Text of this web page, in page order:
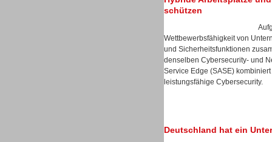
schützen
Wettbewerbsfähigkeit von
und Sicherheitsfunktionen
denselben Cybersecurity- und
Service Edge (SASE)
leistungsfähige Cybersecurity.
Deutschland hat ein